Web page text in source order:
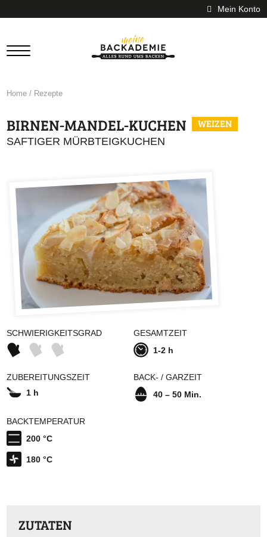
Mein Konto
Home / Rezepte
BIRNEN-MANDEL-KUCHEN WEIZEN
SAFTIGER MÜRBTEIGKUCHEN
SCHWIERIGKEITSGRAD
GESAMTZEIT
1-2 h
ZUBEREITUNGSZEIT
1 h
BACK- / GARZEIT
40 – 50 Min.
BACKTEMPERATUR
200 °C
180 °C
ZUTATEN